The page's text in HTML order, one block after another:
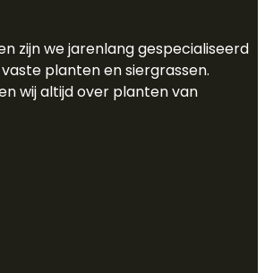
zijn we jarenlang gespecialiseerd
planten en siergrassen.
wij altijd over planten van